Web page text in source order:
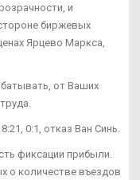
и
биржевых
Ярцево Маркса,
от Ваших
0:1, отказ Ван Синь.
фиксации прибыли.
о количестве въездов